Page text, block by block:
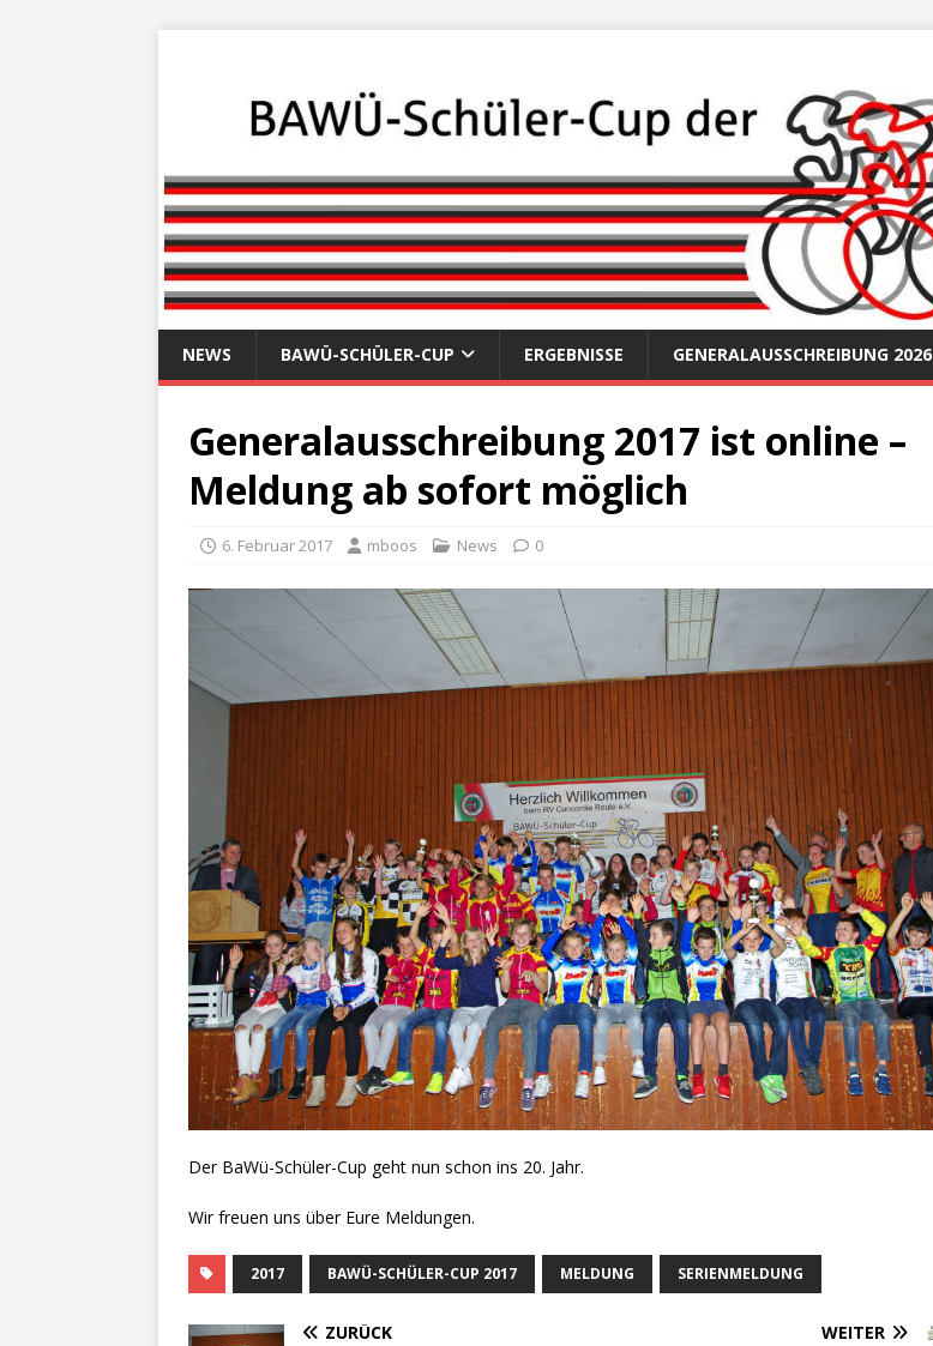
NEWS BAWÜ-SCHÜLER-CUP ERGEBNISSE GENERALAUSSCHREIBUNG 2026
Generalausschreibung 2017 ist online –
Meldung ab sofort möglich
6. Februar 2017 mboos News 0
Der BaWü-Schüler-Cup geht nun schon ins 20. Jahr.
Wir freuen uns über Eure Meldungen.
2017 BAWÜ-SCHÜLER-CUP 2017 MELDUNG SERIENMELDUNG
ZURÜCK WEITER